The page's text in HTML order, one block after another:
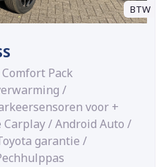
BTW
Pack
/
voor +
/ Android Auto /
garantie /